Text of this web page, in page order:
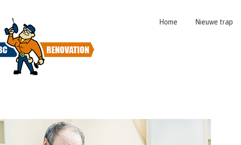
Home Nieuwe trap